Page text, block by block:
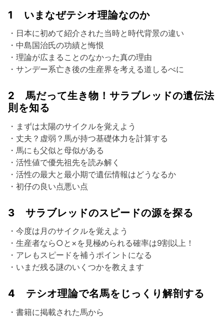
1 いまなぜテシオ理論なのか
・日本に初めて紹介された当時と時代背景の違い
・中島国治氏の功績と悔恨
・理論が広まることのなかった真の理由
・サンデー系亡き後の生産界を考える道しるべに
2 馬だって生き物！サラブレッドの遺伝法
則を知る
・まずは太陽のサイクルを覚えよう
・丈夫？虚弱？馬が持つ基礎体力を計算する
・馬にも父似と母似がある
・活性値で優先祖先を読み解く
・活性の最大と最小期で遺伝情報はどうなるか
・初仔の良い点悪い点
3 サラブレッドのスピードの源を探る
・今度は月のサイクルを覚えよう
・生産者なら○と×を見極められる確率は9割以上！
・アレもスピードを補うポイントになる
・いまだ残る謎のいくつかを教えます
4 テシオ理論で名馬をじっくり解剖する
・書籍に掲載された馬から